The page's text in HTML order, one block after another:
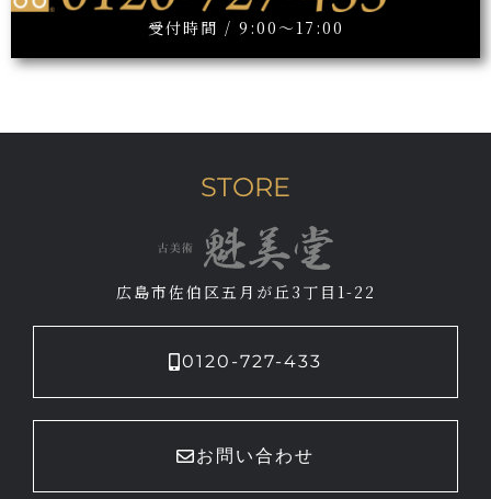
受付時間 / 9:00～17:00
STORE
広島市佐伯区五月が丘3丁目1-22
0120-727-433
お問い合わせ